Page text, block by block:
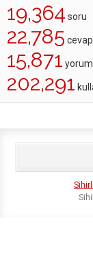
19,364 soru
22,785 cevap
15,871 yorum
202,291